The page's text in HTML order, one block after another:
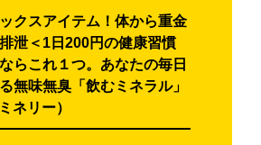
クスアイテム！体から重金
泄＜1日200円の健康習慣
らこれ１つ。あなたの毎日
無味無臭「飲むミネラル」
ネリー）